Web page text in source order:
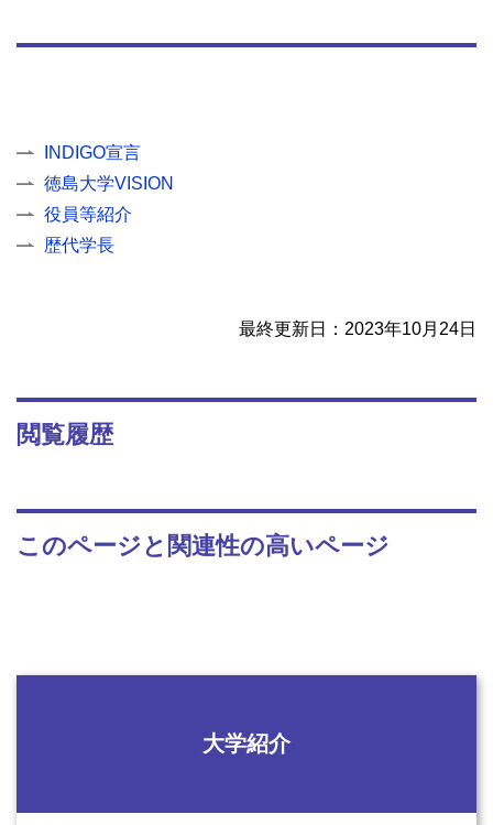
INDIGO宣言
徳島大学VISION
役員等紹介
歴代学長
最終更新日：2023年10月24日
閲覧履歴
このページと関連性の高いページ
大学紹介